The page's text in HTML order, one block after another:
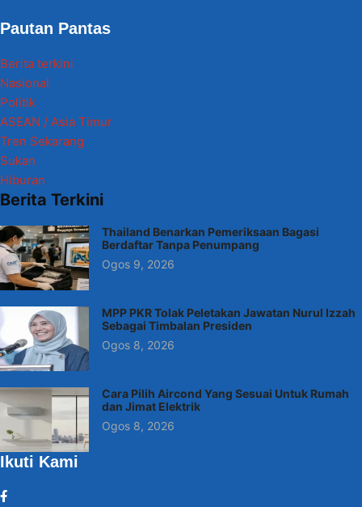
Pautan Pantas
Berita terkini
Nasional
Politik
ASEAN / Asia Timur
Tren Sekarang
Sukan
Hiburan
Berita Terkini
Thailand Benarkan Pemeriksaan Bagasi
Berdaftar Tanpa Penumpang
Ogos 9, 2026
MPP PKR Tolak Peletakan Jawatan Nurul Izzah
Sebagai Timbalan Presiden
Ogos 8, 2026
Cara Pilih Aircond Yang Sesuai Untuk Rumah
dan Jimat Elektrik
Ogos 8, 2026
Ikuti Kami